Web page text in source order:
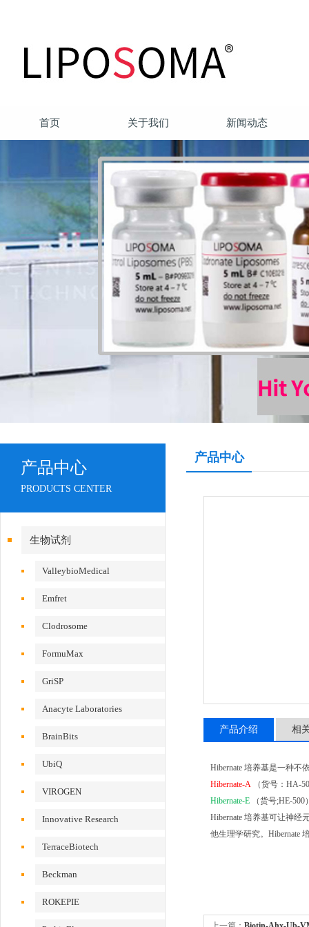
首页 关于我们 新闻动态
产品中心
PRODUCTS CENTER
生物试剂
ValleybioMedical
Emfret
Clodrosome
FormuMax
GriSP
Anacyte Laboratories
BrainBits
UbiQ
VIROGEN
Innovative Research
TerraceBiotech
Beckman
ROKEPIE
产品中心
产品介绍 相
Hibernate 培养基是一种不
Hibernate-A （货号：HA-
Hibernate-E （货号;HE-
Hibernate 培养基可让神经
他生理学研究。Hibernate